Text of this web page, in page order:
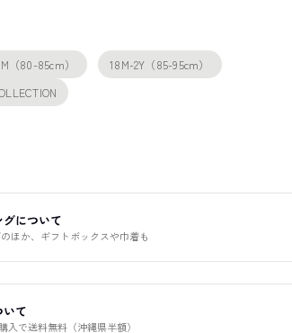
（80-85cm）
18M-2Y（85-95cm）
について
ほか、ギフトボックスや巾着も
て
入で送料無料（沖縄県半額）